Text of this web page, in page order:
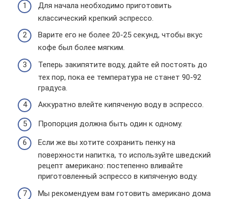
Для начала необходимо приготовить
классический крепкий эспрессо.
Варите его не более 20-25 секунд, чтобы вкус
кофе был более мягким.
Теперь закипятите воду, дайте ей постоять до
тех пор, пока ее температура не станет 90-92
градуса.
Аккуратно влейте кипяченую воду в эспрессо.
Пропорция должна быть один к одному.
Если же вы хотите сохранить пенку на
поверхности напитка, то используйте шведский
рецепт американо: постепенно вливайте
приготовленный эспрессо в кипяченую воду.
Мы рекомендуем вам готовить американо дома